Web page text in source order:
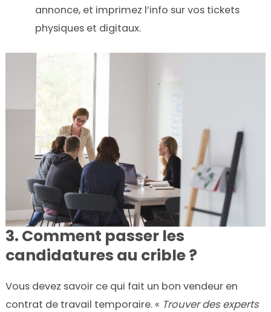
annonce, et imprimez l’info sur vos tickets
physiques et digitaux.
3. Comment passer les
candidatures au crible ?
Vous devez savoir ce qui fait un bon vendeur en
contrat de travail temporaire. « Trouver des experts